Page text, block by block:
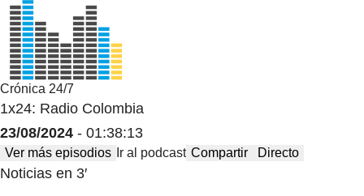
Crónica 24/7
1x24: Radio Colombia
23/08/2024 - 01:38:13
Ver más episodios Ir al podcast Compartir Directo
Noticias en 3′